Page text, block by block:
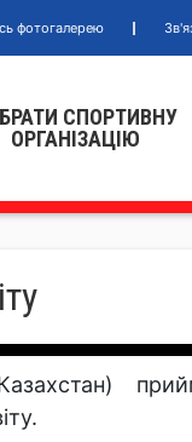
фотогалерею
СПОРТИВНУ
ОРГАНIЗАЦIЮ